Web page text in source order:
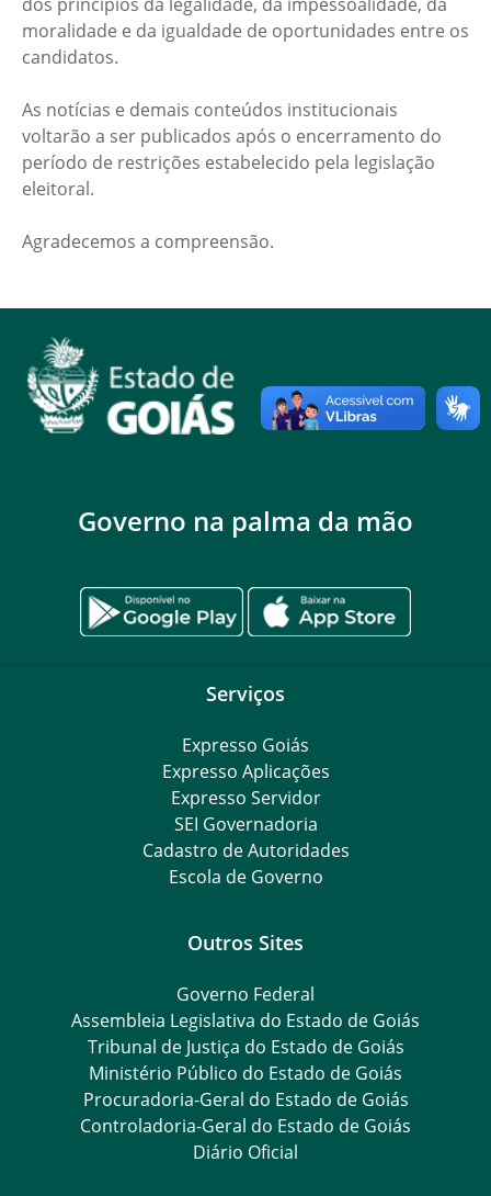
moralidade e da igualdade de oportunidades entre os
candidatos.
As notícias e demais conteúdos institucionais
voltarão a ser publicados após o encerramento do
período de restrições estabelecido pela legislação
eleitoral.
Agradecemos a compreensão.
Governo na palma da mão
Serviços
Expresso Goiás
Expresso Aplicações
Expresso Servidor
SEI Governadoria
Cadastro de Autoridades
Escola de Governo
Outros Sites
Governo Federal
Assembleia Legislativa do Estado de Goiás
Tribunal de Justiça do Estado de Goiás
Ministério Público do Estado de Goiás
Procuradoria-Geral do Estado de Goiás
Controladoria-Geral do Estado de Goiás
Diário Oficial